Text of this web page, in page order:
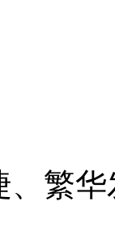
、繁